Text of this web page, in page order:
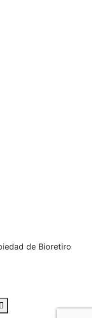
de Bioretiro